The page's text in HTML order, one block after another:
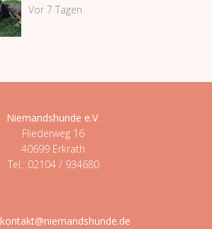
Vor 7 Tagen
Niemandshunde e.V.
Fliederweg 16
40699 Erkrath
Tel.: 02104 / 934680
kontakt@niemandshunde.de